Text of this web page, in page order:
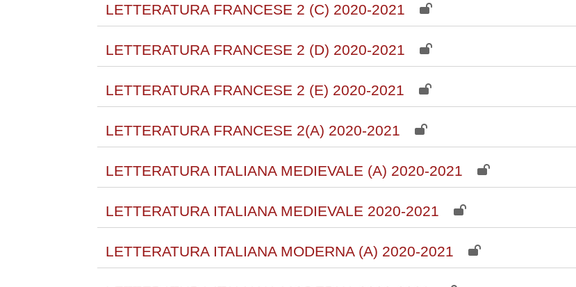
LETTERATURA FRANCESE 2 (C) 2020-2021
LETTERATURA FRANCESE 2 (D) 2020-2021
LETTERATURA FRANCESE 2 (E) 2020-2021
LETTERATURA FRANCESE 2(A) 2020-2021
LETTERATURA ITALIANA MEDIEVALE (A) 2020-2021
LETTERATURA ITALIANA MEDIEVALE 2020-2021
LETTERATURA ITALIANA MODERNA (A) 2020-2021